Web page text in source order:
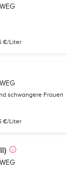
€/Liter
schwangere Frauen
€/Liter